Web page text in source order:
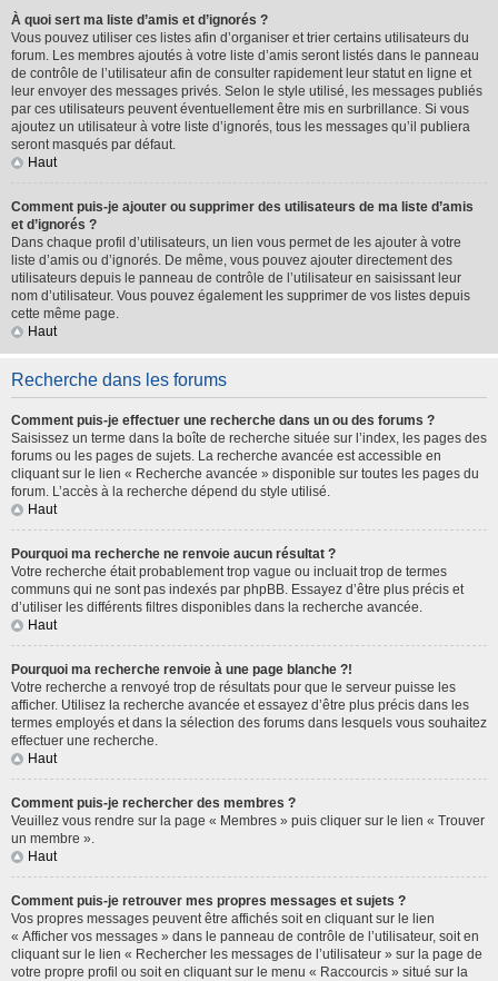
À quoi sert ma liste d’amis et d’ignorés ?
Vous pouvez utiliser ces listes afin d’organiser et trier certains utilisateurs du
forum. Les membres ajoutés à votre liste d’amis seront listés dans le panneau
de contrôle de l’utilisateur afin de consulter rapidement leur statut en ligne et
leur envoyer des messages privés. Selon le style utilisé, les messages publiés
par ces utilisateurs peuvent éventuellement être mis en surbrillance. Si vous
ajoutez un utilisateur à votre liste d’ignorés, tous les messages qu’il publiera
seront masqués par défaut.
Haut
Comment puis-je ajouter ou supprimer des utilisateurs de ma liste d’amis
et d’ignorés ?
Dans chaque profil d’utilisateurs, un lien vous permet de les ajouter à votre
liste d’amis ou d’ignorés. De même, vous pouvez ajouter directement des
utilisateurs depuis le panneau de contrôle de l’utilisateur en saisissant leur
nom d’utilisateur. Vous pouvez également les supprimer de vos listes depuis
cette même page.
Haut
Recherche dans les forums
Comment puis-je effectuer une recherche dans un ou des forums ?
Saisissez un terme dans la boîte de recherche située sur l’index, les pages des
forums ou les pages de sujets. La recherche avancée est accessible en
cliquant sur le lien « Recherche avancée » disponible sur toutes les pages du
forum. L’accès à la recherche dépend du style utilisé.
Haut
Pourquoi ma recherche ne renvoie aucun résultat ?
Votre recherche était probablement trop vague ou incluait trop de termes
communs qui ne sont pas indexés par phpBB. Essayez d’être plus précis et
d’utiliser les différents filtres disponibles dans la recherche avancée.
Haut
Pourquoi ma recherche renvoie à une page blanche ?!
Votre recherche a renvoyé trop de résultats pour que le serveur puisse les
afficher. Utilisez la recherche avancée et essayez d’être plus précis dans les
termes employés et dans la sélection des forums dans lesquels vous souhaitez
effectuer une recherche.
Haut
Comment puis-je rechercher des membres ?
Veuillez vous rendre sur la page « Membres » puis cliquer sur le lien « Trouver
un membre ».
Haut
Comment puis-je retrouver mes propres messages et sujets ?
Vos propres messages peuvent être affichés soit en cliquant sur le lien
« Afficher vos messages » dans le panneau de contrôle de l’utilisateur, soit en
cliquant sur le lien « Rechercher les messages de l’utilisateur » sur la page de
votre propre profil ou soit en cliquant sur le menu « Raccourcis » situé sur la